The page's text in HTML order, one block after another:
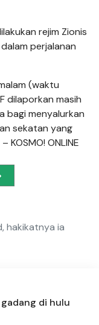
rejim Zionis
perjalanan
(waktu
dilaporkan masih
bagi menyalurkan
sekatan yang
ONLINE
hakikatnya ia
di hulu